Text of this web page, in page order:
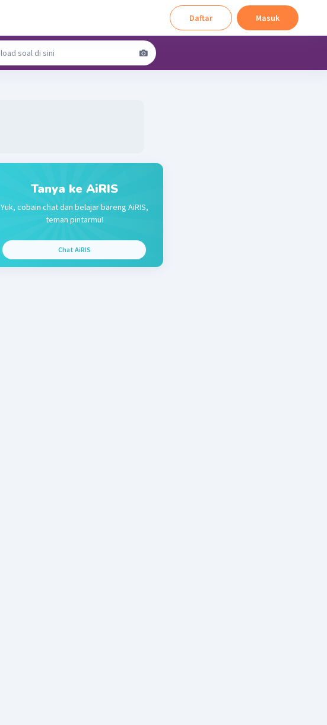
Daftar Masuk
Tanya ke AiRIS
Yuk, cobain chat dan belajar bareng AiRIS,
teman pintarmu!
Chat AiRIS